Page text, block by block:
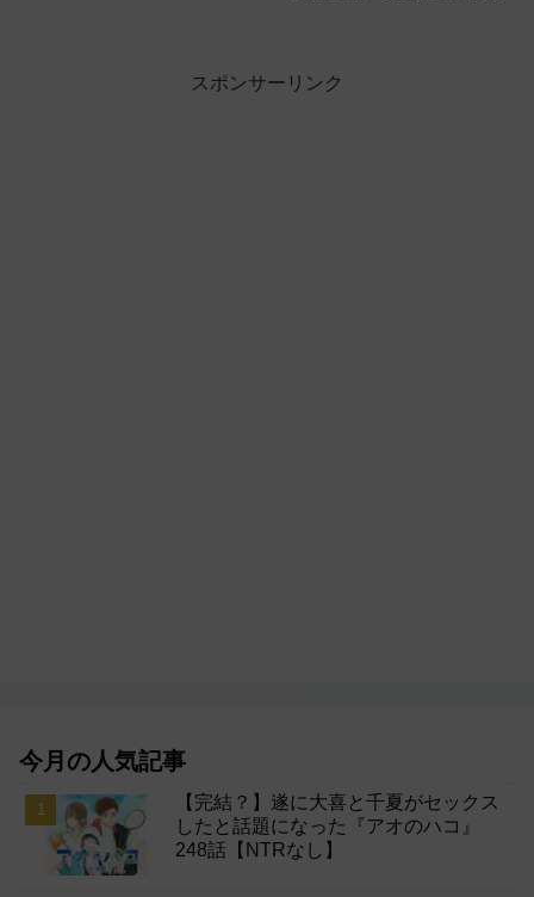
スポンサーリンク
今月の人気記事
【完結？】遂に大喜と千夏がセックス
したと話題になった『アオのハコ』
248話【NTRなし】